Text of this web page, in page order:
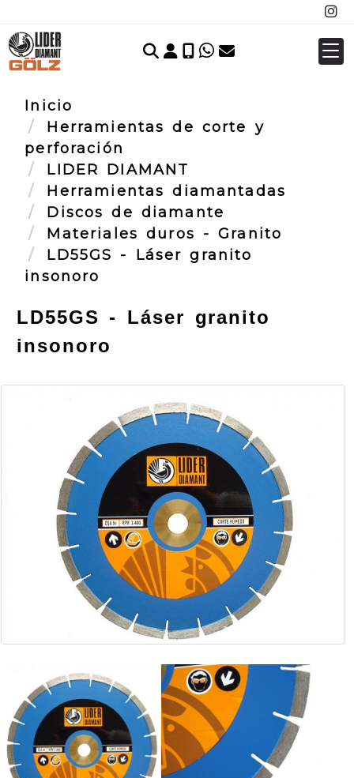
Identifícate
Inicio
Herramientas de corte y
perforación
LIDER DIAMANT
Herramientas diamantadas
Discos de diamante
Materiales duros - Granito
LD55GS - Láser granito
insonoro
LD55GS - Láser granito
insonoro